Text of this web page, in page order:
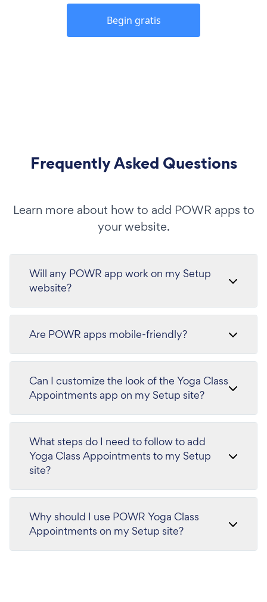
Begin gratis
Frequently Asked Questions
Learn more about how to add POWR apps to
your website.
Will any POWR app work on my Setup
website?
Are POWR apps mobile-friendly?
Can I customize the look of the Yoga Class
Appointments app on my Setup site?
What steps do I need to follow to add
Yoga Class Appointments to my Setup
site?
Why should I use POWR Yoga Class
Appointments on my Setup site?